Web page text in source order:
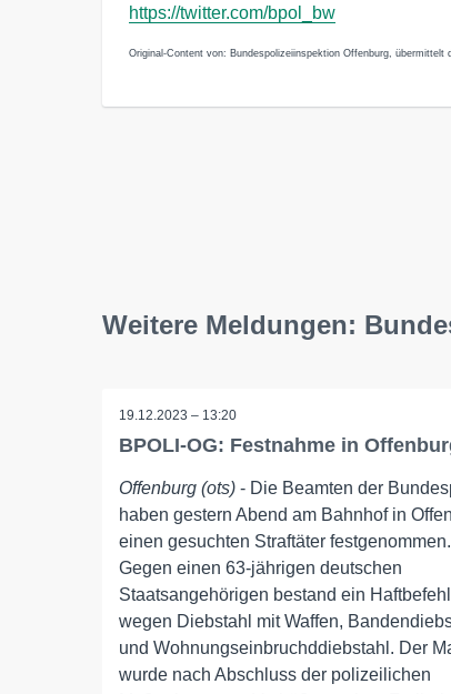
https://twitter.com/bpol_bw
Original-Content von: Bundespolizeiinspektion Offenburg, übermittelt
Weitere Meldungen:
19.12.2023 – 13:20
BPOLI-OG: Festnahme in
Offenburg (ots) - Die Beamten der
haben gestern Abend am Bahnhof in
einen gesuchten Straftäter festgenommen.
Gegen einen 63-jährigen deutschen
Staatsangehörigen bestand ein Haftbefehl
wegen Diebstahl mit Waffen,
und Wohnungseinbruchddiebstahl. Der
wurde nach Abschluss der polizeilichen